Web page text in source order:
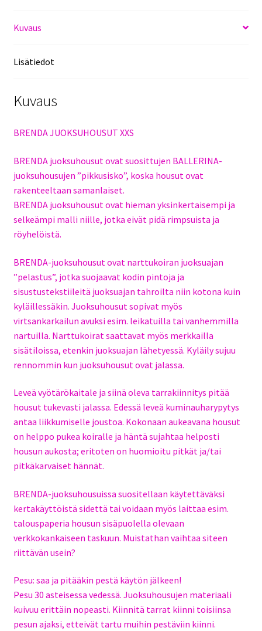
Kuvaus
Lisätiedot
Kuvaus
BRENDA JUOKSUHOUSUT XXS
BRENDA juoksuhousut ovat suosittujen BALLERINA-
juoksuhousujen ”pikkusisko”, koska housut ovat
rakenteeltaan samanlaiset.
BRENDA juoksuhousut ovat hieman yksinkertaisempi ja
selkeämpi malli niille, jotka eivät pidä rimpsuista ja
röyhelöistä.
BRENDA-juoksuhousut ovat narttukoiran juoksuajan
”pelastus”, jotka suojaavat kodin pintoja ja
sisustustekstiileitä juoksuajan tahroilta niin kotona kuin
kyläillessäkin. Juoksuhousut sopivat myös
virtsankarkailun avuksi esim. leikatuilla tai vanhemmilla
nartuilla. Narttukoirat saattavat myös merkkailla
sisätiloissa, etenkin juoksuajan lähetyessä. Kyläily sujuu
rennommin kun juoksuhousut ovat jalassa.
Leveä vyötärökaitale ja siinä oleva tarrakiinnitys pitää
housut tukevasti jalassa. Edessä leveä kuminauharypytys
antaa liikkumiselle joustoa. Kokonaan aukeavana housut
on helppo pukea koiralle ja häntä sujahtaa helposti
housun aukosta; eritoten on huomioitu pitkät ja/tai
pitkäkarvaiset hännät.
BRENDA-juoksuhousuissa suositellaan käytettäväksi
kertakäyttöistä sidettä tai voidaan myös laittaa esim.
talouspaperia housun sisäpuolella olevaan
verkkokankaiseen taskuun. Muistathan vaihtaa siteen
riittävän usein?
Pesu: saa ja pitääkin pestä käytön jälkeen!
Pesu 30 asteisessa vedessä. Juoksuhousujen materiaali
kuivuu erittäin nopeasti. Kiinnitä tarrat kiinni toisiinsa
pesun ajaksi, etteivät tartu muihin pestäviin kiinni.